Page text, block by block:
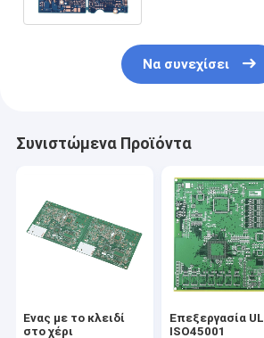
Να συνεχίσει
Συνιστώμενα Προϊόντα
Ένας με το κλειδί
στο χέρι
Επεξεργασία UL
ISO45001